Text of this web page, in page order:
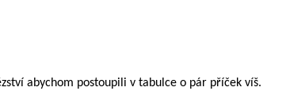
abychom postoupili v tabulce o pár příček víš.